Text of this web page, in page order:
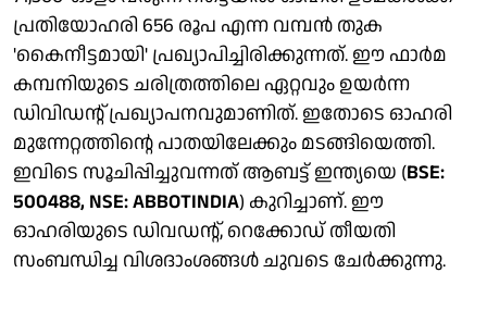
പ്രതിയോഹരി 656 രൂപ എന്ന വമ്പൻ തുക
'കൈനീട്ടമായി' പ്രഖ്യാപിച്ചിരിക്കുന്നത്. ഈ ഫാർമ
കമ്പനിയുടെ ചരിത്രത്തിലെ ഏറ്റവും ഉയർന്ന
ഡിവിഡന്റ് പ്രഖ്യാപനവുമാണിത്. ഇതോടെ ഓഹരി
മുന്നേറ്റത്തിന്റെ പാതയിലേക്കും മടങ്ങിയെത്തി.
ഇവിടെ സൂചിപ്പിച്ചുവന്നത് ആബട്ട് ഇന്ത്യയെ (BSE:
500488, NSE: ABBOTINDIA) കുറിച്ചാണ്. ഈ
ഓഹരിയുടെ ഡിവഡന്റ്, റെക്കോഡ് തീയതി
സംബന്ധിച്ച വിശദാംശങ്ങൾ ചുവടെ ചേർക്കുന്നു.